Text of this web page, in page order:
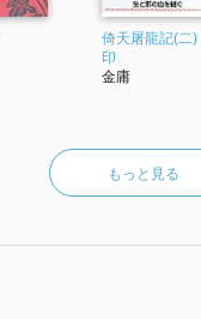
倚天屠龍記(二)
印
金庸
もっと見る